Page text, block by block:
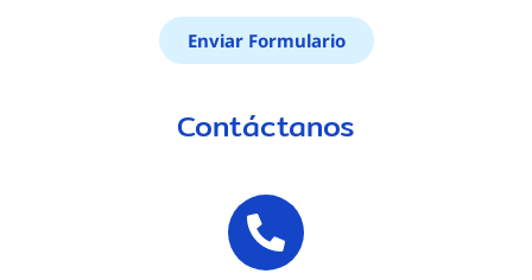
Enviar Formulario
Contáctanos